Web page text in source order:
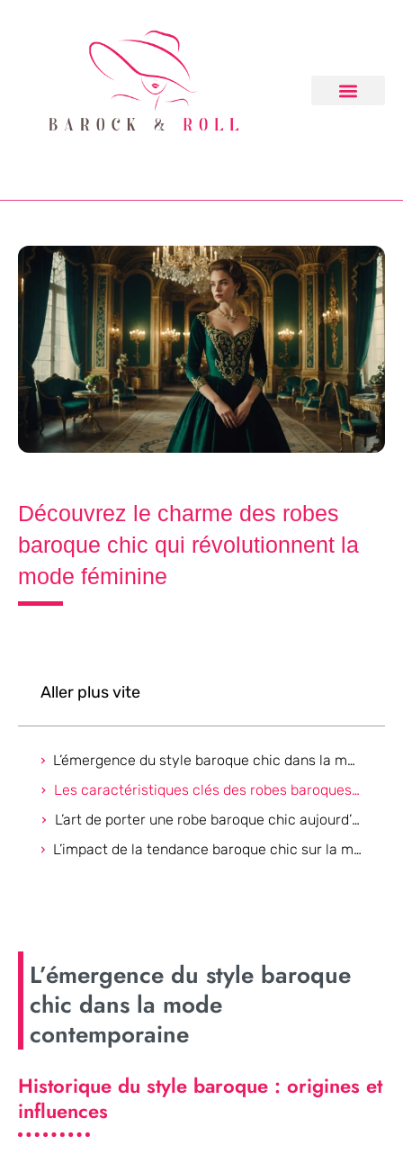
Découvrez le charme des robes
baroque chic qui révolutionnent la
mode féminine
Aller plus vite
L’émergence du style baroque chic dans la mode contemporaine
Les caractéristiques clés des robes baroques chics
L’art de porter une robe baroque chic aujourd’hui
L’impact de la tendance baroque chic sur la mode actuelle
L’émergence du style baroque
chic dans la mode
contemporaine
Historique du style baroque : origines et
influences